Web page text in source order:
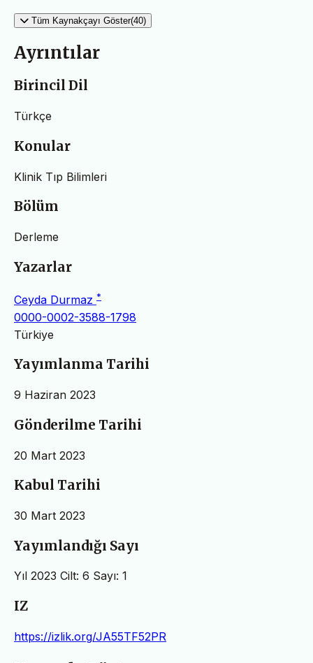
Tüm Kaynakçayı Göster(40)
Ayrıntılar
Birincil Dil
Türkçe
Konular
Klinik Tıp Bilimleri
Bölüm
Derleme
Yazarlar
Ceyda Durmaz *
0000-0002-3588-1798
Türkiye
Yayımlanma Tarihi
9 Haziran 2023
Gönderilme Tarihi
20 Mart 2023
Kabul Tarihi
30 Mart 2023
Yayımlandığı Sayı
Yıl 2023 Cilt: 6 Sayı: 1
IZ
https://izlik.org/JA55TF52PR